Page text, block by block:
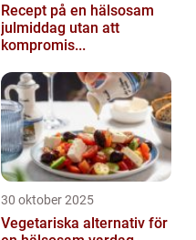
Recept på en hälsosam
julmiddag utan att
kompromis...
30 oktober 2025
Vegetariska alternativ för